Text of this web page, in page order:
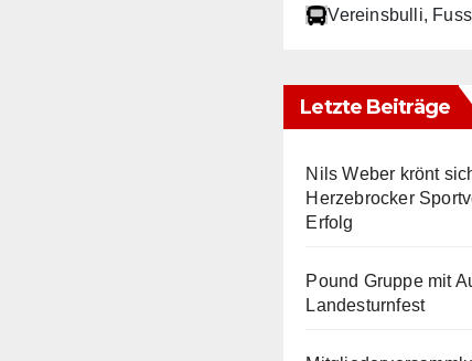
Vereinsbulli,
Letzte Beiträge
Nils Weber krönt
Herzebrocker
Erfolg
Pound Gruppe mit
Landesturnfest